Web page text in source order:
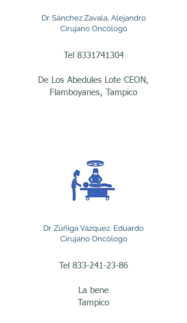
anemia o dolor abdominal.
evalúa el caso con
estudios de imagen,
colonoscopia y biopsias
adecuado, que con
frecuencia incluye la
resección del segmento
constituyen otra
enfermedad tratada por
esta especialidad. El
Dr. Sánchez Zavala, Alejandro
Cirujano Oncólogo
Tel 8331741304
De Los Abedules Lote CEON,
Flamboyanes, Tampico
Dr. Zúñiga Vázquez, Eduardo
Cirujano Oncólogo
Tel 833-241-23-86
La bene
Tampico